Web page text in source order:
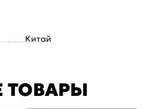
Китай
ТОВАРЫ